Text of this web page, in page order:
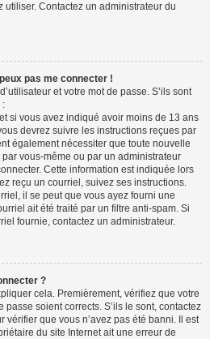
utiliser. Contactez un administrateur du
pas me connecter !
et votre mot de passe. S’ils sont
:
si vous avez indiqué avoir moins de 13 ans
devrez suivre les instructions reçues par
également nécessiter que toute nouvelle
vous-même ou par un administrateur
Cette information est indiquée lors
reçu un courriel, suivez ses instructions.
il se peut que vous ayez fourni une
ait été traité par un filtre anti-spam. Si
fournie, contactez un administrateur.
?
cela. Premièrement, vérifiez que votre
passe soient corrects. S’ils le sont, contactez
vérifier que vous n’avez pas été banni. Il est
du site Internet ait une erreur de